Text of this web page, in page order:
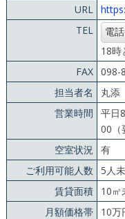
URL
TEL
18時
FAX 098-
担当者名
丸添
営業時間
平日
00（
空室状況
有
ご利用可能人数
5人
賃貸面積
10㎡
月額価格帯
10万